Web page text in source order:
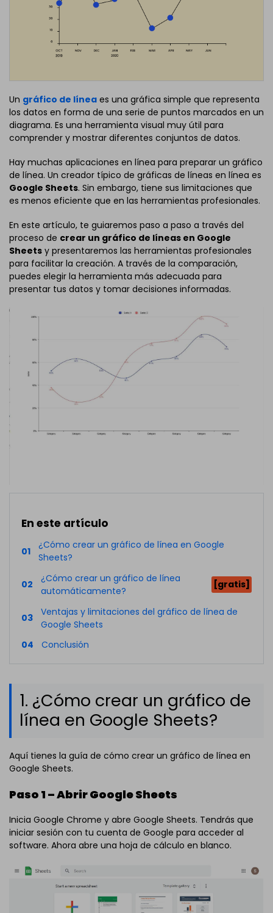
Un gráfico de línea es una gráfica simple que representa
los datos en forma de una serie de puntos marcados en un
diagrama. Es una herramienta visual muy útil para
comprender y mostrar diferentes conjuntos de datos.
Hay muchas aplicaciones en línea para preparar un gráfico
de línea. Un creador típico de gráficas de líneas en línea es
Google Sheets. Sin embargo, tiene sus limitaciones que
es menos eficiente que en las herramientas profesionales.
En este artículo, te guiaremos paso a paso a través del
proceso de crear un gráfico de líneas en Google
Sheets y presentaremos las herramientas profesionales
para facilitar la creación. A través de la comparación,
puedes elegir la herramienta más adecuada para
presentar tus datos y tomar decisiones informadas.
En este artículo
01
¿Cómo crear un gráfico de línea en Google
Sheets?
02
¿Cómo crear un gráfico de línea
automáticamente?
[gratis]
03
Ventajas y limitaciones del gráfico de línea de
Google Sheets
04
Conclusión
1. ¿Cómo crear un gráfico de
línea en Google Sheets?
Aquí tienes la guía de cómo crear un gráfico de línea en
Google Sheets.
Paso 1 – Abrir Google Sheets
Inicia Google Chrome y abre Google Sheets. Tendrás que
iniciar sesión con tu cuenta de Google para acceder al
software. Ahora abre una hoja de cálculo en blanco.